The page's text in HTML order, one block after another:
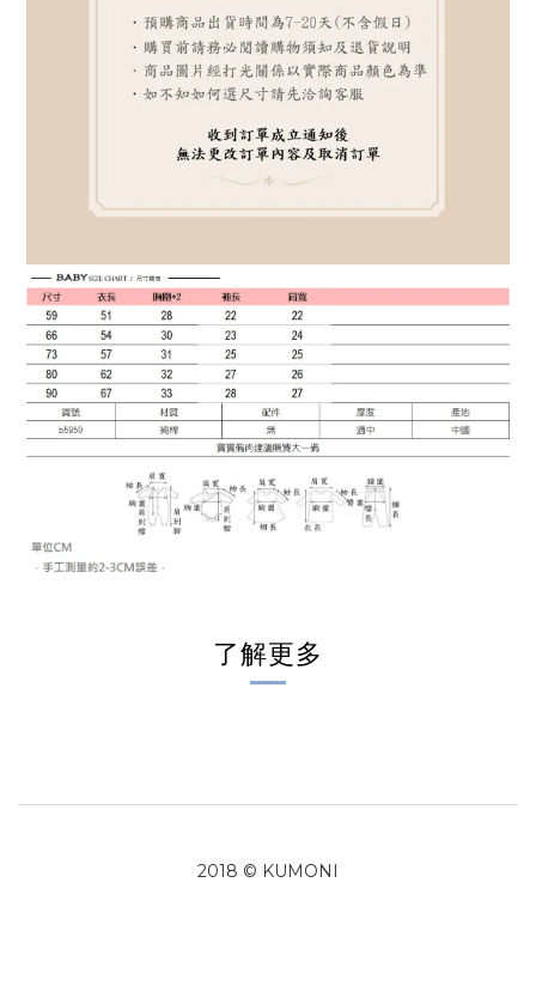
了解更多
2018 © KUMONI